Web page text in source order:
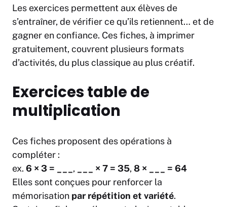
Les exercices permettent aux élèves de
s’entraîner, de vérifier ce qu’ils retiennent… et de
gagner en confiance. Ces fiches, à imprimer
gratuitement, couvrent plusieurs formats
d’activités, du plus classique au plus créatif.
Exercices table de
multiplication
Ces fiches proposent des opérations à
compléter :
ex. 6 × 3 = ___ , ___ × 7 = 35, 8 × ___ = 64
Elles sont conçues pour renforcer la
mémorisation par répétition et variété.